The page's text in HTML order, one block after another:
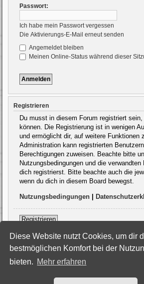
Diese Website nutzt Cookies, um dir
bestmöglichen Komfort bei der
bieten. Mehr erfahren
Passwort:
Ich habe mein Passwort vergessen
Die Aktivierungs-E-Mail erneut senden
Angemeldet bleiben
Meinen Online-Status während dieser
Registrieren
Du musst in diesem Forum registriert
können. Die Registrierung ist in wenigen
und ermöglicht dir, auf weitere Funktionen
Administration kann registrierten
Berechtigungen zuweisen. Beachte bitte
Nutzungsbedingungen und die
dich registrierst. Bitte beachte auch die
wenn du dich in diesem Board bewegst.
Nutzungsbedingungen
Registrieren
Foren-Übersicht Alle
Powered byphpBB® Forum Software © phpBB Limited